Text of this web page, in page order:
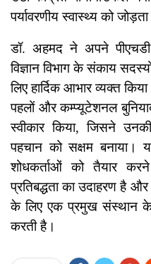
पर्यावरणीय स्वास्थ्य को
डॉ. अहमद ने अपने
विज्ञान विभाग के संकाय
लिए हार्दिक आभार व्यक्त
पहलों और कम्प्यूटेशनल
स्वीकार किया, जिसने
पहचान को सक्षम बनाया।
शोधकर्ताओं को तैयार
प्रतिबद्धता का उदाहरण है
के लिए एक प्रमुख संस्थान
करती है।